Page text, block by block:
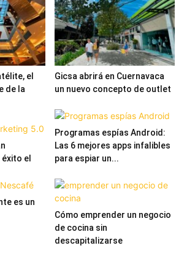
el
de la
Gicsa abrirá en Cuernavaca
un nuevo concepto de outlet
el
Programas espías Android:
Las 6 mejores apps infalibles
para espiar un...
es un
Cómo emprender un negocio
de cocina sin
descapitalizarse